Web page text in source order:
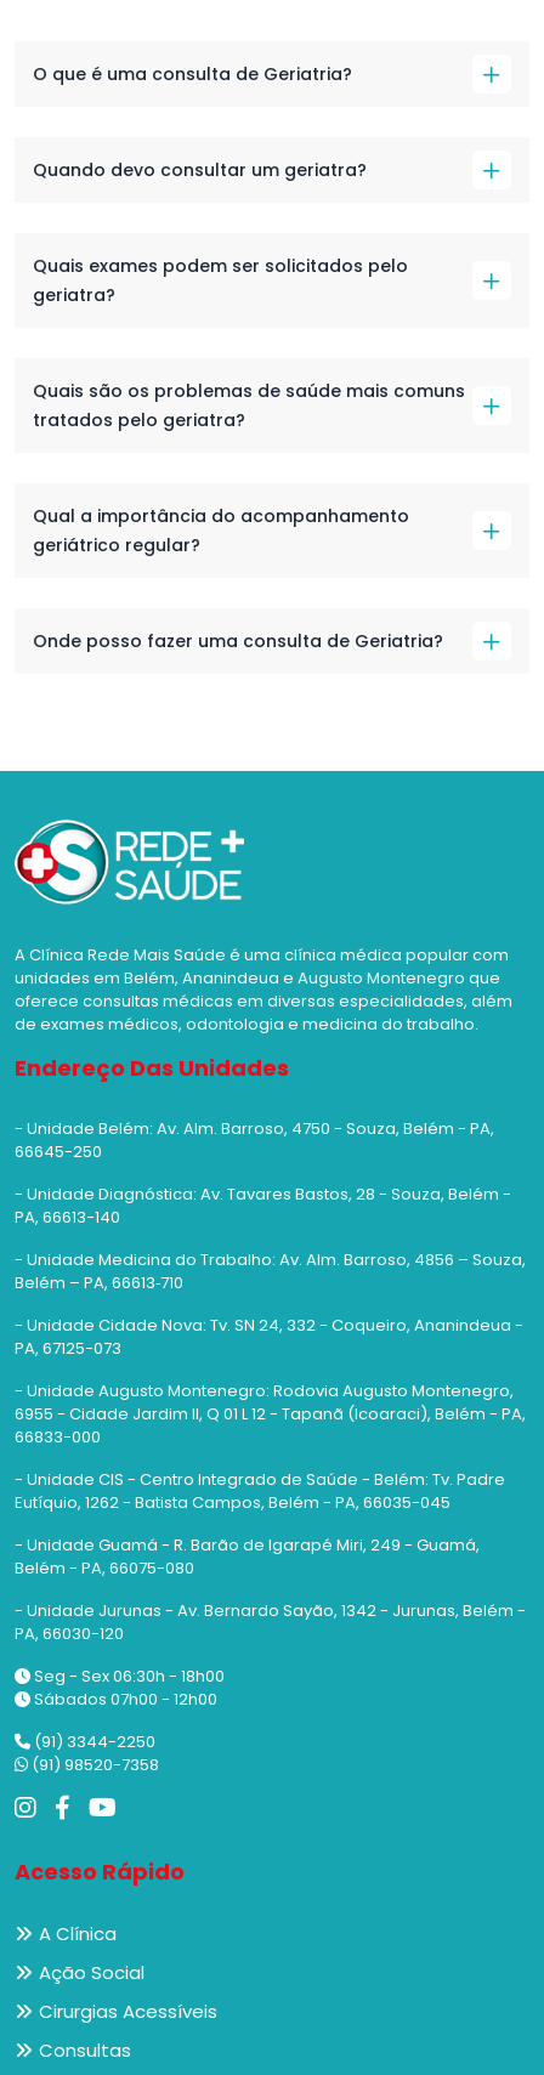
O que é uma consulta de Geriatria?
Quando devo consultar um geriatra?
Quais exames podem ser solicitados pelo
geriatra?
Quais são os problemas de saúde mais comuns
tratados pelo geriatra?
Qual a importância do acompanhamento
geriátrico regular?
Onde posso fazer uma consulta de Geriatria?
A Clínica Rede Mais Saúde é uma clínica médica popular com
unidades em Belém, Ananindeua e Augusto Montenegro que
oferece consultas médicas em diversas especialidades, além
de exames médicos, odontologia e medicina do trabalho.
Endereço Das Unidades
- Unidade Belém: Av. Alm. Barroso, 4750 - Souza, Belém - PA,
66645-250
- Unidade Diagnóstica: Av. Tavares Bastos, 28 - Souza, Belém -
PA, 66613-140
- Unidade Medicina do Trabalho: Av. Alm. Barroso, 4856 – Souza,
Belém – PA, 66613‑710
- Unidade Cidade Nova: Tv. SN 24, 332 - Coqueiro, Ananindeua -
PA, 67125-073
- Unidade Augusto Montenegro: Rodovia Augusto Montenegro,
6955 - Cidade Jardim II, Q 01 L 12 - Tapanã (Icoaraci), Belém - PA,
66833-000
- Unidade CIS - Centro Integrado de Saúde - Belém: Tv. Padre
Eutíquio, 1262 - Batista Campos, Belém - PA, 66035-045
- Unidade Guamá - R. Barão de Igarapé Miri, 249 - Guamá,
Belém - PA, 66075-080
- Unidade Jurunas - Av. Bernardo Sayão, 1342 - Jurunas, Belém -
PA, 66030-120
Seg - Sex 06:30h - 18h00
Sábados 07h00 - 12h00
(91) 3344-2250
(91) 98520-7358
Acesso Rápido
A Clínica
Ação Social
Cirurgias Acessíveis
Consultas